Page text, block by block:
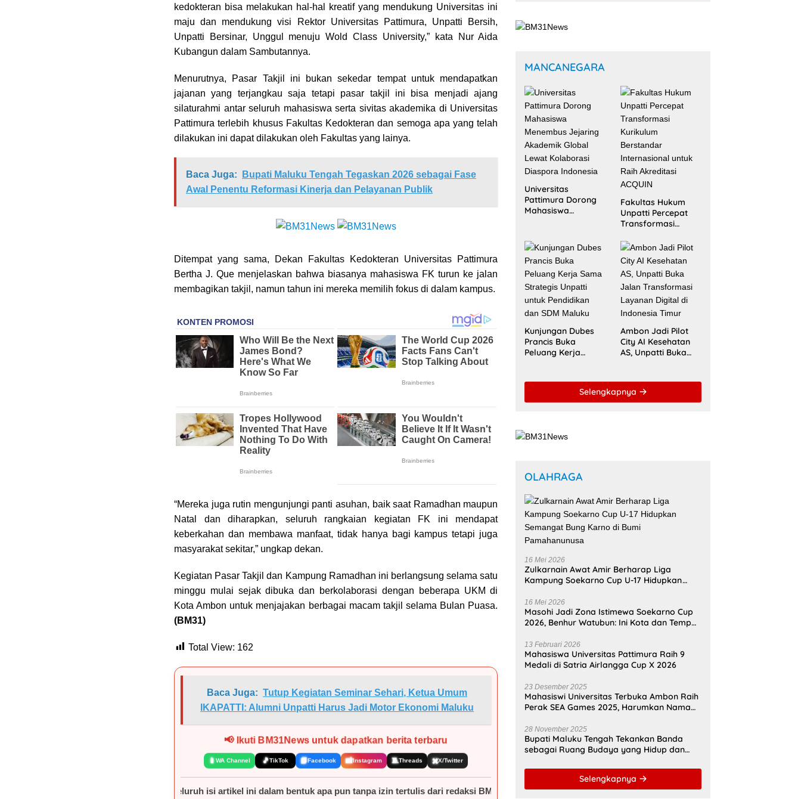
kedokteran bisa melakukan hal-hal kreatif yang mendukung Universitas ini
maju dan mendukung visi Rektor Universitas Pattimura, Unpatti Bersih,
Unpatti Bersinar, Unggul menuju Wold Class University,” kata Nur Aida
Kubangun dalam Sambutannya.
Menurutnya, Pasar Takjil ini bukan sekedar tempat untuk mendapatkan
jajanan yang terjangkau saja tetapi pasar takjil ini bisa menjadi ajang
silaturahmi antar seluruh mahasiswa serta sivitas akademika di Universitas
Pattimura terlebih khusus Fakultas Kedokteran dan semoga apa yang telah
dilakukan ini dapat dilakukan oleh Fakultas yang lainya.
Baca Juga:
Bupati Maluku Tengah Tegaskan 2026 sebagai Fase
Awal Penentu Reformasi Kinerja dan Pelayanan Publik
Ditempat yang sama, Dekan Fakultas Kedokteran Universitas Pattimura
Bertha J. Que menjelaskan bahwa biasanya mahasiswa FK turun ke jalan
membagikan takjil, namun tahun ini mereka memilih fokus di dalam kampus.
“Mereka juga rutin mengunjungi panti asuhan, baik saat Ramadhan maupun
Natal dan diharapkan, seluruh rangkaian kegiatan FK ini mendapat
keberkahan dan membawa manfaat, tidak hanya bagi kampus tetapi juga
masyarakat sekitar,” ungkap dekan.
Kegiatan Pasar Takjil dan Kampung Ramadhan ini berlangsung selama satu
minggu mulai sejak dibuka dan berkolaborasi dengan beberapa UKM di
Kota Ambon untuk menjajakan berbagai macam takjil selama Bulan Puasa.
(BM31)
Total View: 162
Baca Juga: Tutup Kegiatan Seminar Sehari, Ketua Umum
IKAPATTI: Alumni Unpatti Harus Jadi Motor Ekonomi Maluku
📢 Ikuti BM31News untuk dapatkan berita terbaru
📱WA Channel 🎵TikTok 📘Facebook 📸Instagram 🧵Threads ✖️X/Twitter
ulang sebagian atau seluruh isi artikel ini dalam bentuk apa pun tanpa izin tertulis dari redaksi BM31News.com.
MANCANEGARA
Universitas
Pattimura Dorong
Mahasiswa
Lewat Kolaborasi
Diaspora Indonesia
Fakultas Hukum
Unpatti Percepat
Transformasi
Berstandar
Internasional untuk
Raih Akreditasi
ACQUIN
Kunjungan Dubes
Prancis Buka
Peluang Kerja
Pendidikan dan
Ambon Jadi Pilot
City AI Kesehatan
AS, Unpatti Buka
Indonesia Timur
Selengkapnya
OLAHRAGA
16 Mei 2026
Zulkarnain Awat Amir Berharap Liga
Kampung Soekarno Cup U-17 Hidupkan
Pamahanunusa
16 Mei 2026
Masohi Jadi Zona Istimewa Soekarno Cup
2026, Benhur Watubun: Ini Kota dan Tempat
13 Februari 2026
Mahasiswa Universitas Pattimura Raih 9
Medali di Satria Airlangga Cup X 2026
23 Desember 2025
Mahasiswi Universitas Terbuka Ambon Raih
Perak SEA Games 2025, Harumkan Nama
28 November 2025
Bupati Maluku Tengah Tekankan Banda
sebagai Ruang Budaya yang Hidup dan
Selengkapnya